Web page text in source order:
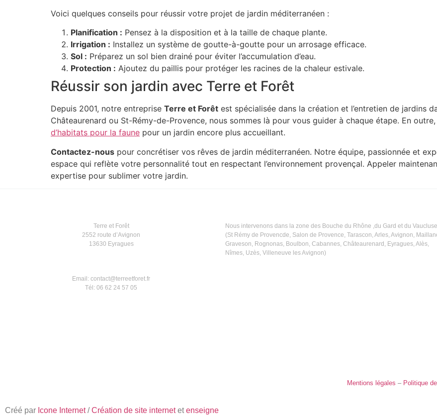
Voici quelques conseils pour réussir votre projet de jardin méditerranéen :
Planification : Pensez à la disposition et à la taille de chaque plante.
Irrigation : Installez un système de goutte-à-goutte pour un arrosage efficace.
Sol : Préparez un sol bien drainé pour éviter l’accumulation d’eau.
Protection : Ajoutez du paillis pour protéger les racines de la chaleur estivale.
Réussir son jardin avec Terre et Forêt
Depuis 2001, notre entreprise Terre et Forêt est spécialisée dans la création et l’entretien de jardins
Châteaurenard ou St-Rémy-de-Provence, nous sommes là pour vous guider à chaque étape. En
d’habitats pour la faune pour un jardin encore plus accueillant.
Contactez-nous pour concrétiser vos rêves de jardin méditerranéen. Notre équipe, passionnée et
espace qui reflète votre personnalité tout en respectant l’environnement provençal. Appeler
expertise pour sublimer votre jardin.
Terre et Forêt
2552 route d’Avignon
13630 Eyragues
Email: contact@terreetforet.fr
Tél: 06 62 24 57 05
Nous intervenons dans la zone des Bouche du Rhône ,du Gard et du
(St Rémy de Provencde, Salon de Provence, Tarascon, Arles, Avignon,
Graveson, Rognonas, Boulbon, Cabannes, Châteaurenard, Eyragues, Alès,
Nîmes, Uzès, Villeneuve les Avignon)
Mentions légales – Politique
Créé par Icone Internet/ Création de site internetetenseigne